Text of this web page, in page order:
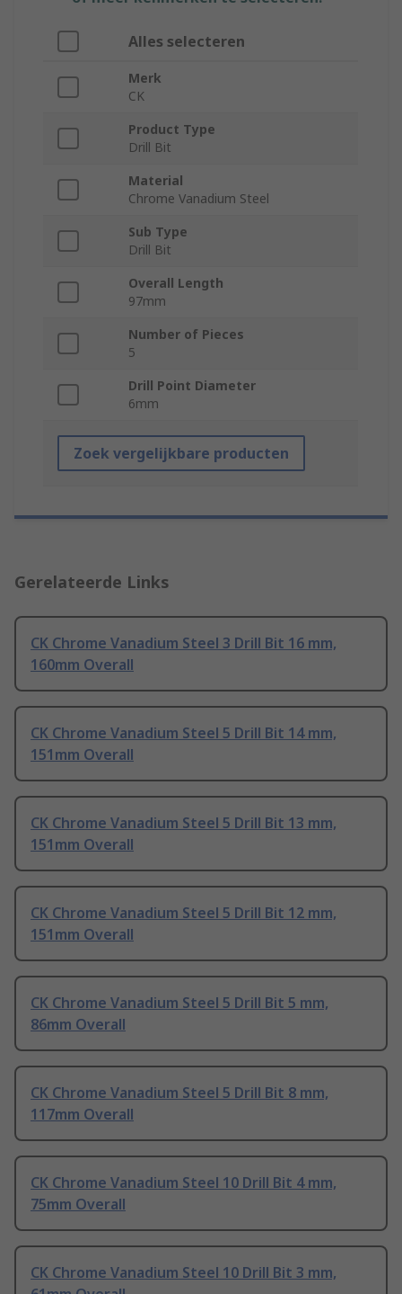
Alles selecteren
Merk
CK
Product Type
Drill Bit
Material
Chrome Vanadium Steel
Sub Type
Drill Bit
Overall Length
97mm
Number of Pieces
5
Drill Point Diameter
6mm
Zoek vergelijkbare producten
Gerelateerde Links
CK Chrome Vanadium Steel 3 Drill Bit 16 mm,
160mm Overall
CK Chrome Vanadium Steel 5 Drill Bit 14 mm,
151mm Overall
CK Chrome Vanadium Steel 5 Drill Bit 13 mm,
151mm Overall
CK Chrome Vanadium Steel 5 Drill Bit 12 mm,
151mm Overall
CK Chrome Vanadium Steel 5 Drill Bit 5 mm,
86mm Overall
CK Chrome Vanadium Steel 5 Drill Bit 8 mm,
117mm Overall
CK Chrome Vanadium Steel 10 Drill Bit 4 mm,
75mm Overall
CK Chrome Vanadium Steel 10 Drill Bit 3 mm,